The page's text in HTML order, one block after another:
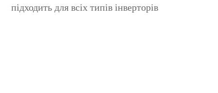
підходить для всіх типів інверторів